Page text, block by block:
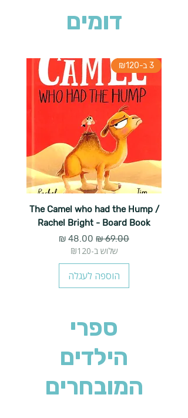
דומים
3 ב-₪120
The Camel who had the Hump /
Rachel Bright - Board Book
מחיר רגיל מחיר מבצע
שלוש ב-₪120
הוספה לעגלה
ספרי
הילדים
המובחרים